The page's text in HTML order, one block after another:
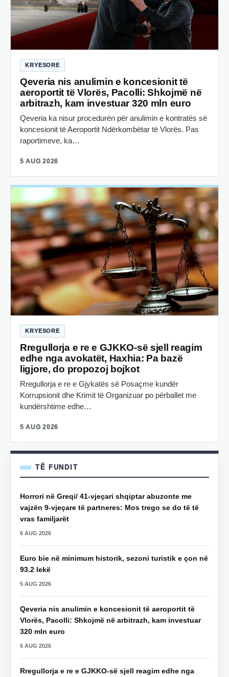
KRYESORE
Qeveria nis anulimin e koncesionit të
aeroportit të Vlorës, Pacolli: Shkojmë në
arbitrazh, kam investuar 320 mln euro
Qeveria ka nisur procedurën për anulimin e kontratës së
koncesionit të Aeroportit Ndërkombëtar të Vlorës. Pas
raportimeve, ka…
5 AUG 2026
KRYESORE
Rregullorja e re e GJKKO-së sjell reagim
edhe nga avokatët, Haxhia: Pa bazë
ligjore, do propozoj bojkot
Rregullorja e re e Gjykatës së Posaçme kundër
Korrupsionit dhe Krimit të Organizuar po përballet me
kundërshtime edhe…
5 AUG 2026
TË FUNDIT
Horrori në Greqi/ 41-vjeçari shqiptar abuzonte me
vajzën 9-vjeçare të partneres: Mos trego se do të të
vras familjarët
6 AUG 2026
Euro bie në minimum historik, sezoni turistik e çon në
93.2 lekë
5 AUG 2026
Qeveria nis anulimin e koncesionit të aeroportit të
Vlorës, Pacolli: Shkojmë në arbitrazh, kam investuar
320 mln euro
5 AUG 2026
Rregullorja e re e GJKKO-së sjell reagim edhe nga